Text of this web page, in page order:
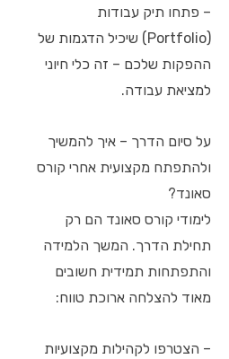
– פתחו תיק עבודות
(Portfolio) שיכיל הדגמות של
ההפקות שלכם – זה כלי חיוני
למציאת עבודה.
על סיום הדרך – איך להמשיך
ולהתפתח מקצועית אחרי קורס
סאונד?
לימודי קורס סאונד הם רק
תחילת הדרך. המשך הלמידה
והתפתחות תמידית חשובים
מאוד להצלחה ארוכת טווח:
– הצטרפו לקהילות מקצועיות